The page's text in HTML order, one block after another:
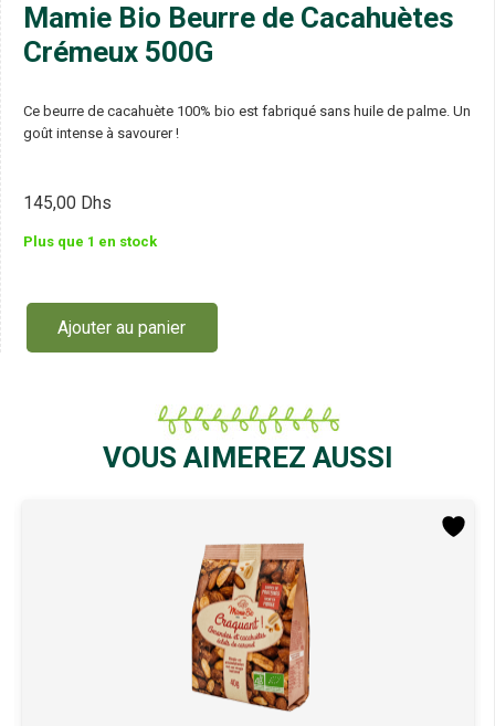
Mamie Bio Beurre de Cacahuètes
Crémeux 500G
Ce beurre de cacahuète 100% bio est fabriqué sans huile de palme. Un
goût intense à savourer !
145,00 Dhs
Plus que 1 en stock
quantité
de
Ajouter au panier
VOUS AIMEREZ AUSSI